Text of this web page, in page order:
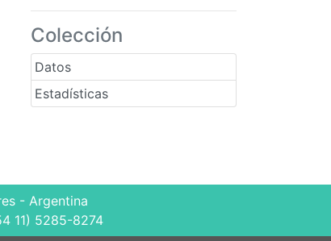
Colección
Datos
Estadísticas
- Argentina
11) 5285-8274